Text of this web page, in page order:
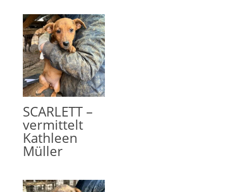
SCARLETT –
vermittelt
Kathleen
Müller